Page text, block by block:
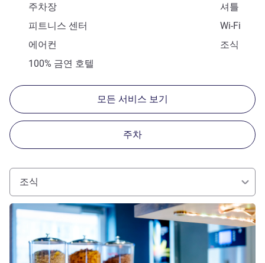
주차장
셔틀
피트니스 센터
Wi-Fi
에어컨
조식
100% 금연 호텔
모든 서비스 보기
주차
조식
세부 정보 보기